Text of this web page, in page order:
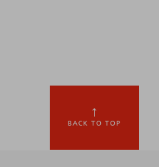
BACK TO TOP